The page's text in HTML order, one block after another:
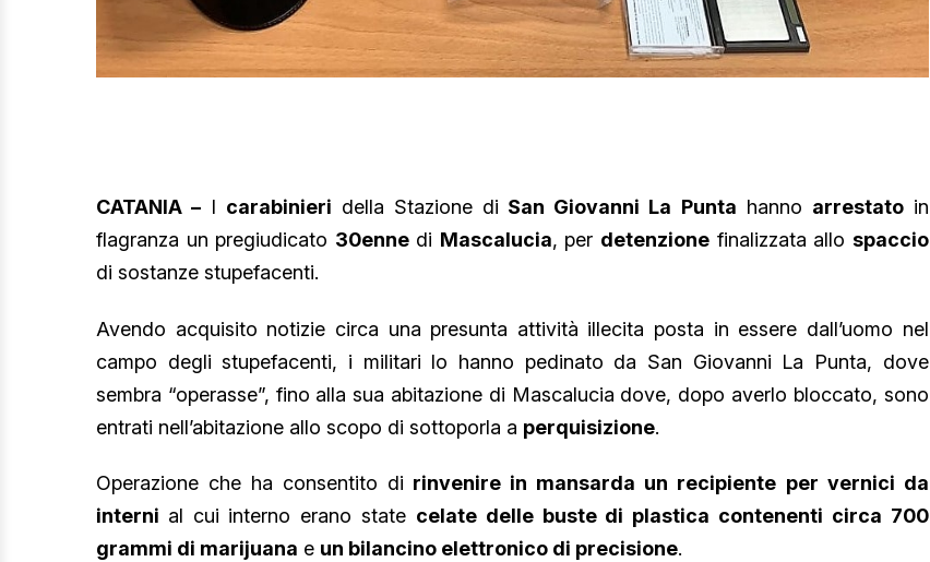
CATANIA – I carabinieri della Stazione di San Giovanni La Punta hanno arrestatoin
flagranza un pregiudicato 30ennedi Mascalucia, per detenzionefinalizzata allo spaccio
di sostanze stupefacenti.
Avendo acquisito notizie circa una presunta attività illecita posta in essere dall’uomo nel
campo degli stupefacenti, i militari lo hanno pedinato da San Giovanni La Punta, dove
sembra “operasse”, fino alla sua abitazione di Mascalucia dove, dopo averlo bloccato, sono
entrati nell’abitazione allo scopo di sottoporla a perquisizione.
Operazione che ha consentito di rinvenire in mansarda un recipiente per vernici da
interni al cui interno erano state celate delle buste di plastica contenenti circa 700
grammi di marijuana e un bilancino elettronico di precisione.